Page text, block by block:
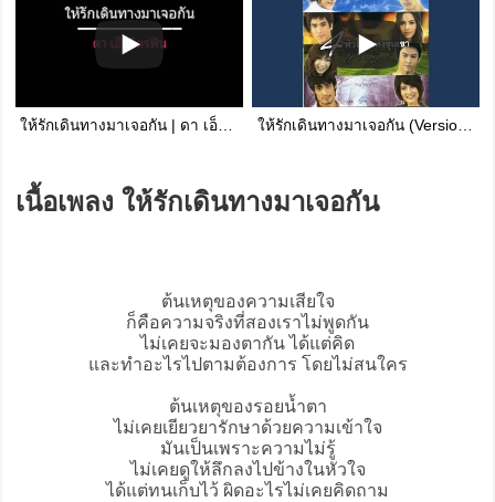
ให้รักเดินทางมาเจอกัน | ดา เอ็นโดรฟิน ให้รักเดินทางมาเจอกัน (Version Acoustic)
เนื้อเพลง ให้รักเดินทางมาเจอกัน
ต้นเหตุของความเสียใจ
ก็คือความจริงที่สองเราไม่พูดกัน
ไม่เคยจะมองตากัน ได้แต่คิด
และทำอะไรไปตามต้องการ โดยไม่สนใคร
ต้นเหตุของรอยน้ำตา
ไม่เคยเยียวยารักษาด้วยความเข้าใจ
มันเป็นเพราะความไม่รู้
ไม่เคยดูให้ลึกลงไปข้างในหัวใจ
ได้แต่ทนเก็บไว้ ผิดอะไรไม่เคยคิดถาม